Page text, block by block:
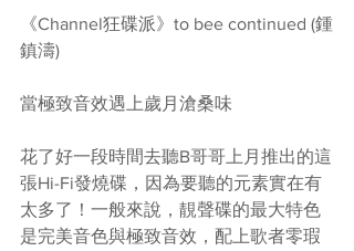
《Channel狂碟派》to bee continued (鍾
鎮濤)
當極致音效遇上歲月滄桑味
花了好一段時間去聽B哥哥上月推出的這
張Hi-Fi發燒碟，因為要聽的元素實在有
太多了！一般來說，靚聲碟的最大特色
是完美音色與極致音效，配上歌者零瑕